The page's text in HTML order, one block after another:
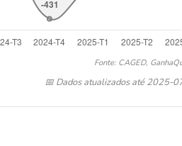
Fonte: CAGED,
📅 Dados atualizados até 2025-